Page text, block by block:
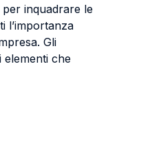
inquadrare le
l’importanza
Gli
elementi che